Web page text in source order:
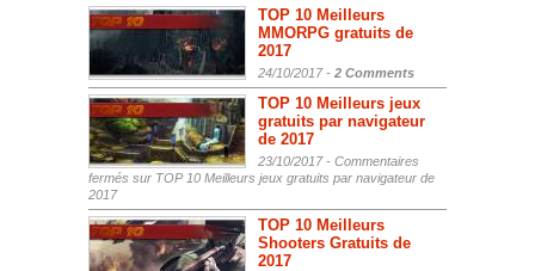
TOP 10 Meilleurs
MMORPG gratuits de
2017
24/10/2017 - 2 Comments
TOP 10 Meilleurs jeux
gratuits par navigateur
de 2017
23/10/2017 - Commentaires
fermés sur TOP 10 Meilleurs jeux gratuits par navigateur de
2017
TOP 10 Meilleurs
Shooters Gratuits de
2017